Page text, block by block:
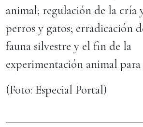
animal; regulación de la cría
perros y gatos; erradicación
fauna silvestre y el fin de la
experimentación animal para
(Foto: Especial Portal)